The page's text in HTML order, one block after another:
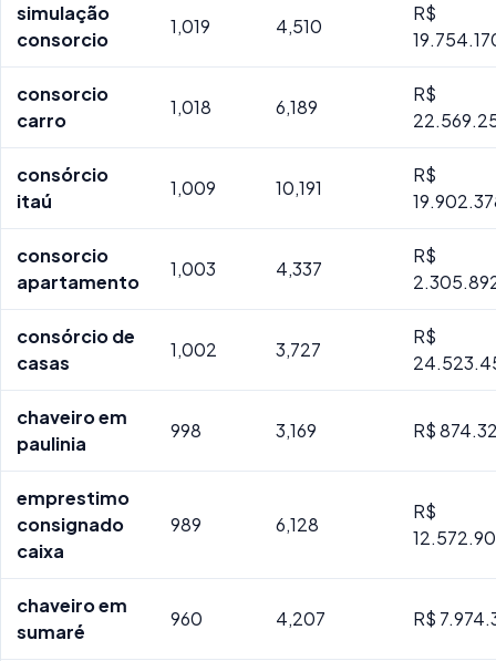
simulação
consorcio
1,019 4,510
R$
consorcio
carro
1,018 6,189
R$
consórcio
itaú
1,009 10,191
R$
consorcio
apartamento
1,003 4,337
R$
consórcio de
casas
1,002 3,727
R$
chaveiro em
paulinia
998 3,169 R$
emprestimo
consignado
caixa
989 6,128
R$
chaveiro em
sumaré
960 4,207 R$